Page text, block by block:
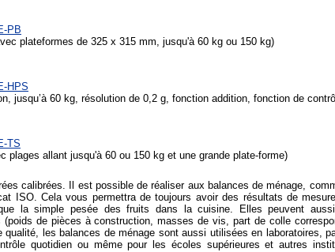
PB
plateformes de 325 x 315 mm, jusqu'à 60 kg ou 150 kg)
HPS
jusqu’à 60 kg, résolution de 0,2 g, fonction addition, fonction de
TS
plages allant jusqu'à 60 ou 150 kg et une grande plate-forme)
calibrées. Il est possible de réaliser aux balances de ménage,
ISO. Cela vous permettra de toujours avoir des résultats de
la simple pesée des fruits dans la cuisine. Elles peuvent
(poids de pièces à construction, masses de vis, part de colle
qualité, les balances de ménage sont aussi utilisées en laboratoires,
quotidien ou même pour les écoles supérieures et autres